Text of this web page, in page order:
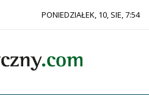
PONIEDZIAŁEK, 10, SIE, 7:54